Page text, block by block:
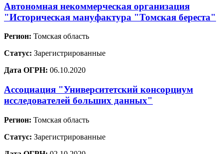
Автономная некоммерческая организация
"Историческая мануфактура "Томская береста"
Регион: Томская область
Статус: Зарегистрированные
Дата ОГРН: 06.10.2020
Ассоциация "Университетский консорциум
исследователей больших данных"
Регион: Томская область
Статус: Зарегистрированные